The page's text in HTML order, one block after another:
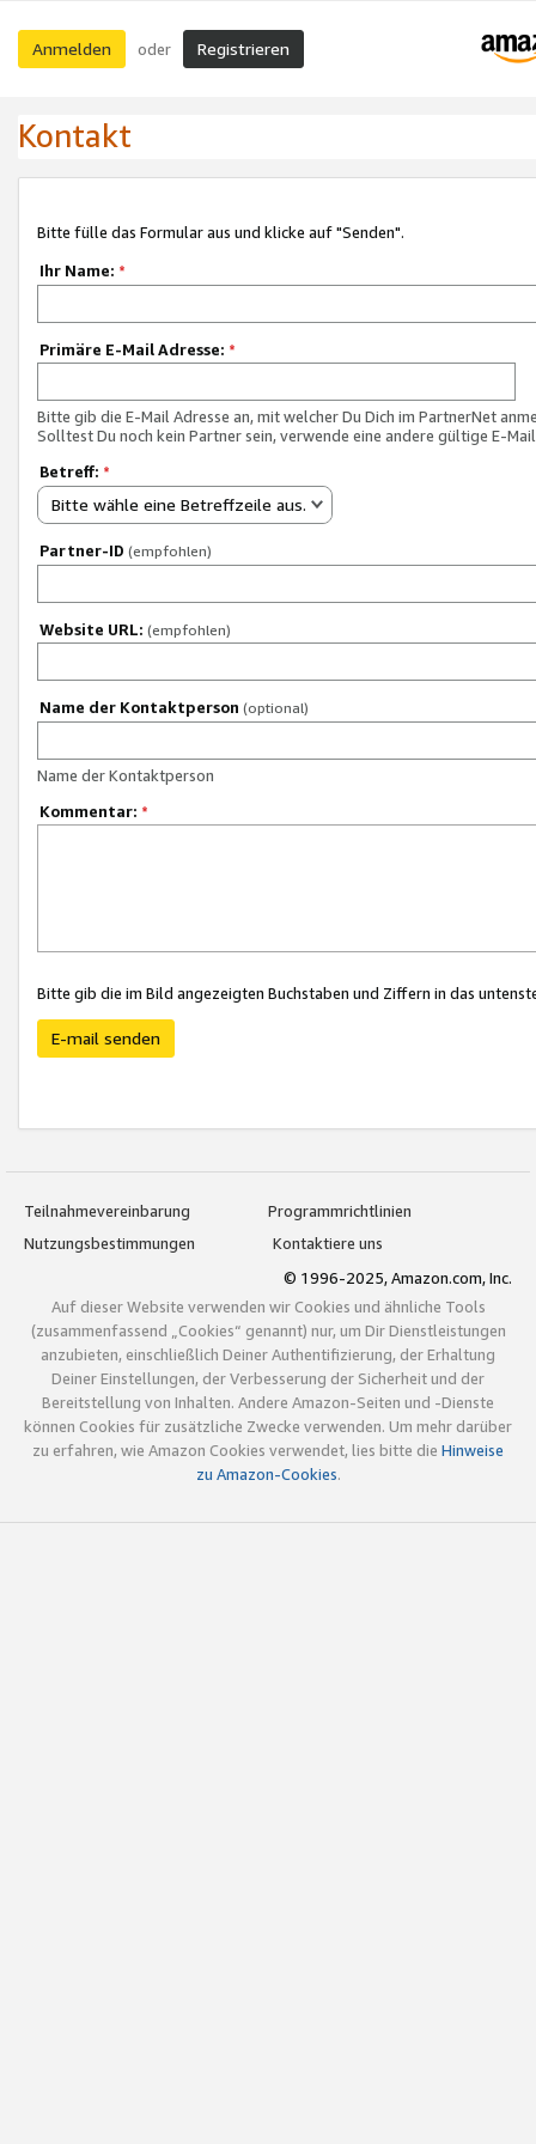
Anmelden oder Registrieren
Kontakt
Bitte fülle das Formular aus und klicke auf "Senden".
Ihr Name: *
Primäre E-Mail Adresse: *
Bitte gib die E-Mail Adresse an, mit welcher Du Dich im PartnerNet
Solltest Du noch kein Partner sein, verwende eine andere gültige E-
Betreff: *
Bitte wähle eine Betreffzeile aus.
Partner-ID (empfohlen)
Website URL: (empfohlen)
Name der Kontaktperson (optional)
Name der Kontaktperson
Kommentar: *
Bitte gib die im Bild angezeigten Buchstaben und Ziffern in das
E-mail senden
Teilnahmevereinbarung
Programmrichtlinien
Nutzungsbestimmungen
Kontaktiere uns
© 1996-2025, Amazon.com, Inc.
Auf dieser Website verwenden wir Cookies und ähnliche Tools
(zusammenfassend „Cookies“ genannt) nur, um Dir Dienstleistungen
anzubieten, einschließlich Deiner Authentifizierung, der Erhaltung
Deiner Einstellungen, der Verbesserung der Sicherheit und der
Bereitstellung von Inhalten. Andere Amazon-Seiten und -Dienste
können Cookies für zusätzliche Zwecke verwenden. Um mehr darüber
zu erfahren, wie Amazon Cookies verwendet, lies bitte die Hinweise
zu Amazon-Cookies.